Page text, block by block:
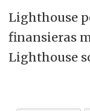
Lighthouse
finansieras
Lighthouse